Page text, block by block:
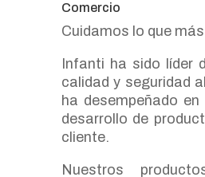
Comercio
Cuidamos lo que
Infanti ha sido líder
calidad y seguridad
ha desempeñado
desarrollo de
cliente.
Nuestros